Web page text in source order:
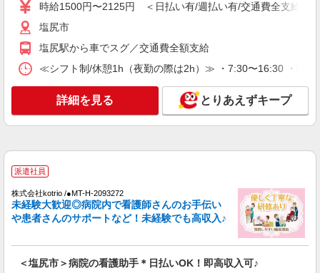
塩尻市
株式会社kotrio /●MT-H-2051437
塩尻市
詳細を見る
派遣社員
時給1500円〜2125円 ＜日払い有/週払い有/交通費全支給(ガ
塩尻市
塩尻駅から車でスグ／交通費全額支給
≪シフト制/休憩1h（夜勤の際は2h）≫ ・7:30〜16:30 ・
詳細を見る とりあえずキープ
派遣社員
株式会社kotrio /●MT-H-2093272
未経験大歓迎◎病院内で看護師さんのお手伝い
や患者さんのサポートなど！未経験でも高収入♪
＜塩尻市＞病院の看護助手＊日払いOK！即高収入可♪